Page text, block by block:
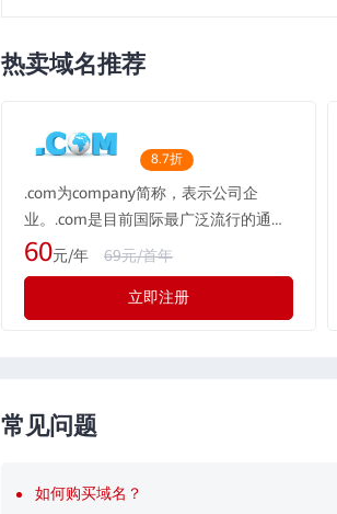
热卖域名推荐
8.7折
.com为company简称，表示公司企
业。.com是目前国际最广泛流行的通用
域名格式，现全球的用户超过1.1亿个。
际最广泛流行的通用域名，域名含义表
示为“公司”，形如：rwen.com
60元/年 69元/首年
立即注册
常见问题
如何购买域名？